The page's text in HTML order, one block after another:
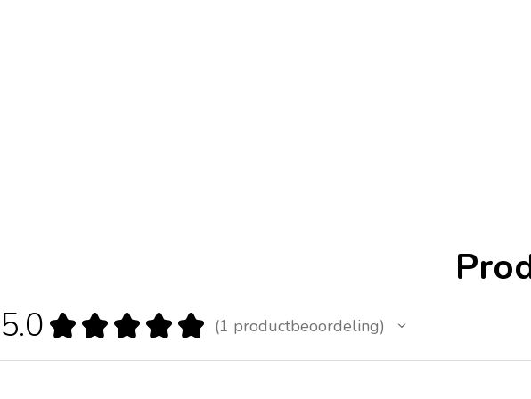
5.0 ★ ★ ★ ★ ★ 1 productbeoordeling
1